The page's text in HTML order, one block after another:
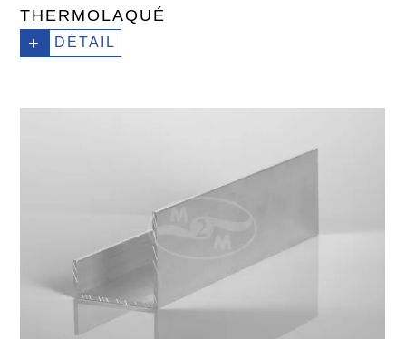
THERMOLAQUÉ
+ DÉTAIL